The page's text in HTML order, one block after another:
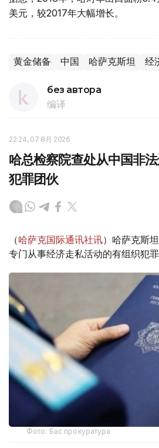
美元，较2017年大幅增长。
黄金储备 中国 哈萨克斯坦 经
без автора
编译
22:24, 07 8月 2026
哈总检察院查处从中国非
犯罪团伙
（哈萨克国际通讯社讯）哈萨克斯
专门从事经济走私活动的有组织犯罪
Фото: Бас прокуратура